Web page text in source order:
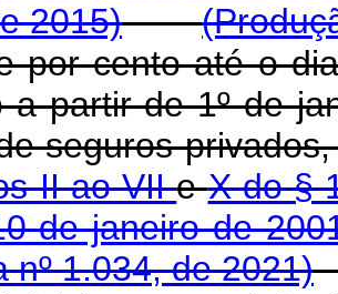
2015)
por cento até o
a partir de 1º de
seguros
II ao VIIeX do §
de janeiro de
nº 1.034, de 2021)